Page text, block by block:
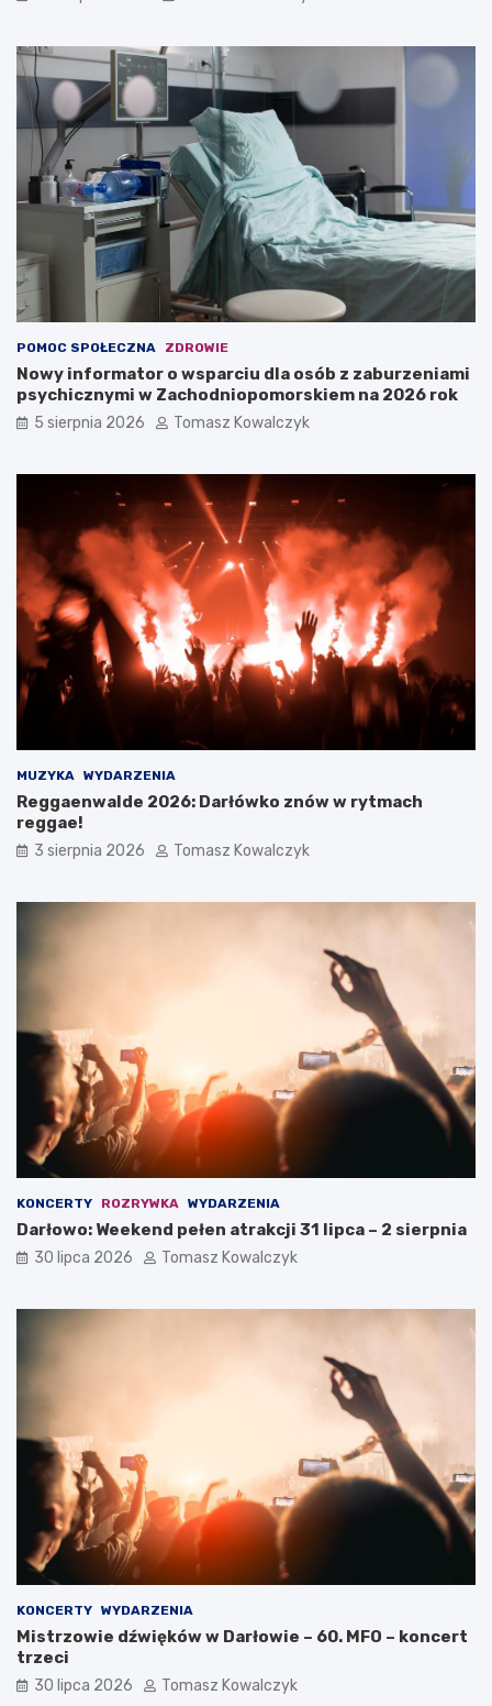
POMOC SPOŁECZNA ZDROWIE
Nowy informator o wsparciu dla osób z zaburzeniami
psychicznymi w Zachodniopomorskiem na 2026 rok
5 sierpnia 2026 Tomasz Kowalczyk
MUZYKA WYDARZENIA
Reggaenwalde 2026: Darłówko znów w rytmach
reggae!
3 sierpnia 2026 Tomasz Kowalczyk
KONCERTY ROZRYWKA WYDARZENIA
Darłowo: Weekend pełen atrakcji 31 lipca – 2 sierpnia
30 lipca 2026 Tomasz Kowalczyk
KONCERTY WYDARZENIA
Mistrzowie dźwięków w Darłowie – 60. MFO – koncert
trzeci
30 lipca 2026 Tomasz Kowalczyk